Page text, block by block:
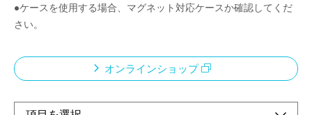
●ケースを使用する場合、マグネット対応ケースか確認してくだ
さい。
オンラインショップ